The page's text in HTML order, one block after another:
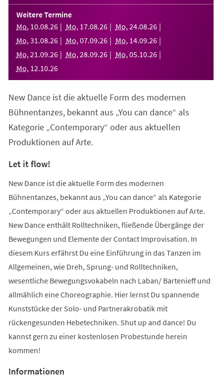
Weitere Termine
Mo, 10.08.26 Mo, 17.08.26 Mo, 24.08.26
Mo, 31 .08.26 Mo, 07.09.26 Mo, 14.09.26
Mo, 21 .09.26 Mo, 28.09.26 Mo, 05.10.26
Mo, 12.10.26
New Dance ist die aktuelle Form des modernen
Bühnentanzes, bekannt aus „You can dance“ als
Kategorie „Contemporary“ oder aus aktuellen
Produktionen auf Arte.
Let it flow!
New Dance ist die aktuelle Form des modernen
Bühnentanzes, bekannt aus „You can dance“ als Kategorie
„Contemporary“ oder aus aktuellen Produktionen auf Arte.
New Dance enthält Rolltechniken, fließende Übergänge der
Bewegungen und Elemente der Contact Improvisation. In
diesem Kurs erfährst Du eine Einführung in das Tanzen im
Allgemeinen, wie Dreh, Sprung- und Rolltechniken,
wesentliche Bewegungsvokabeln nach Laban/ Bartenieff und
allmählich eine Choreographie. Hier lernst Du spannende
Kunststücke der Solo- und Partnerakrobatik mit
rückengesunden Hebetechniken. Shut up and dance! Du
kannst gern zu einer kostenlosen Probestunde herein
kommen!
Informationen